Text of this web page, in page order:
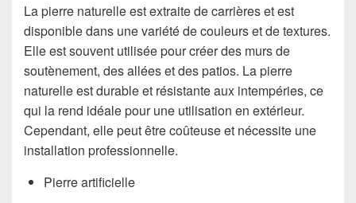
La pierre naturelle est extraite de carrières et est
disponible dans une variété de couleurs et de textures.
Elle est souvent utilisée pour créer des murs de
soutènement, des allées et des patios. La pierre
naturelle est durable et résistante aux intempéries, ce
qui la rend idéale pour une utilisation en extérieur.
Cependant, elle peut être coûteuse et nécessite une
installation professionnelle.
Pierre artificielle